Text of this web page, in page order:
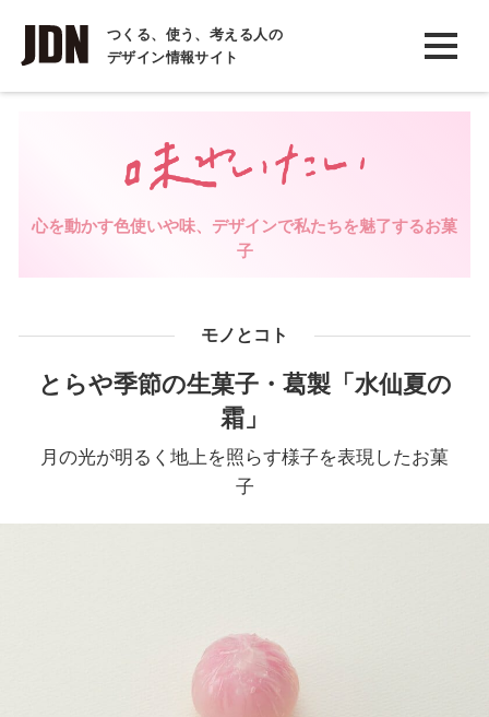
つくる、使う、考える人の
デザイン情報サイト
INTERVIEW
インタビュー
コラム
心を動かす色使いや味、デザインで私たちを魅了するお菓
子
モノとコト
とらや季節の生菓子・葛製「水仙夏の
霜」
月の光が明るく地上を照らす様子を表現したお菓
子